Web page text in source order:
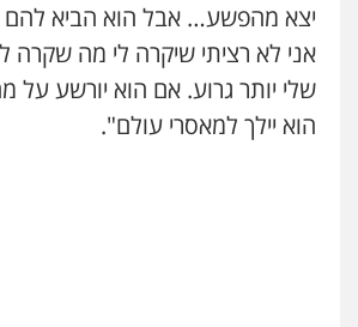
יצא מהפשע… אבל הוא הביא להם
אני לא רציתי שיקרה לי מה שקרה
שלי יותר גרוע. אם הוא יורשע על
הוא יילך למאסרי עולם".